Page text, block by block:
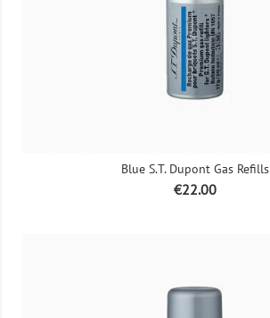
Blue S.T. Dupont Gas Refills
Price
€22.00